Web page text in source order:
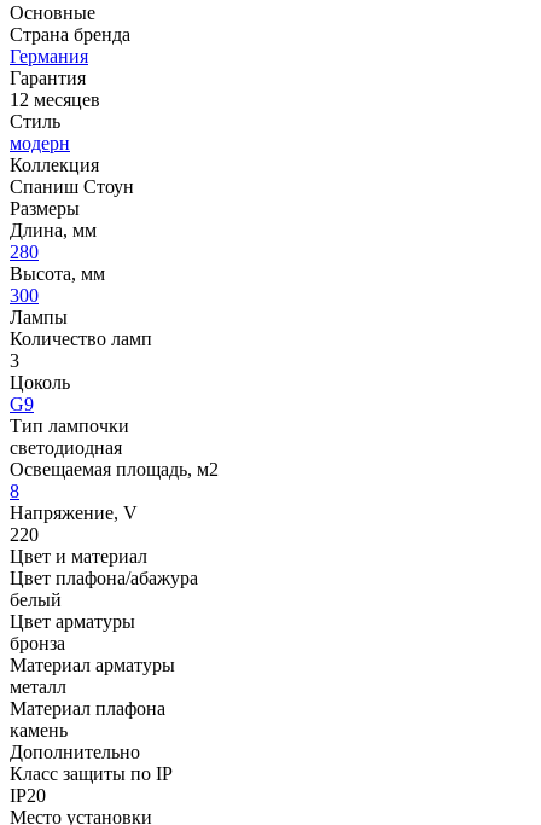
Основные
Страна бренда
Германия
Гарантия
12 месяцев
Стиль
модерн
Коллекция
Спаниш Стоун
Размеры
Длина, мм
280
Высота, мм
300
Лампы
Количество ламп
3
Цоколь
G9
Тип лампочки
светодиодная
Освещаемая площадь, м2
8
Напряжение, V
220
Цвет и материал
Цвет плафона/абажура
белый
Цвет арматуры
бронза
Материал арматуры
металл
Материал плафона
камень
Дополнительно
Класс защиты по IP
IP20
Место установки